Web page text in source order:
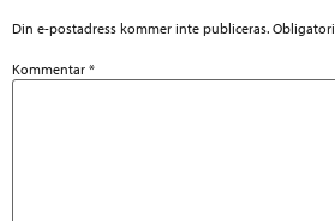
Din e-postadress kommer inte publiceras.
Kommentar *